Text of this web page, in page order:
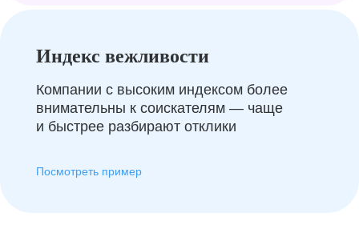
Индекс вежливости
Компании с высоким индексом более
внимательны к соискателям — чаще
и быстрее разбирают отклики
Посмотреть пример